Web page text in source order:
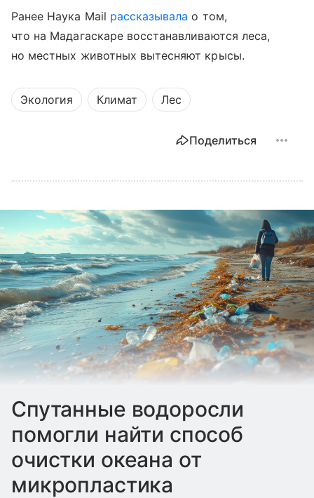
Ранее Наука Mail рассказывала о том,
что на Мадагаскаре восстанавливаются леса,
но местных животных вытесняют крысы.
Экология Климат Лес
Поделиться
Спутанные водоросли
помогли найти способ
очистки океана от
микропластика